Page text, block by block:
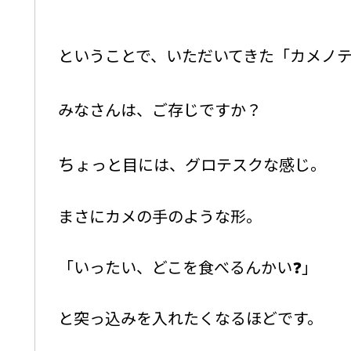
ということで、いただいてきた「カメノ
みなさんは、ご存じですか？
ち ょっと目には、グロテスクな感じ。
まさにカメの手のような形。
「いったい、どこを食べるんかい❓」
と突っ込みを入れたくなるほどです。